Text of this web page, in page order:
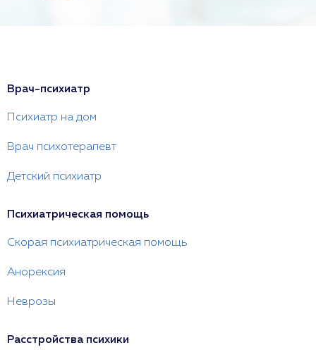
Врач-психиатр
Психиатр на дом
Врач психотерапевт
Детский психиатр
Психиатрическая помощь
Скорая психиатрическая помощь
Анорексия
Неврозы
Расстройства психики